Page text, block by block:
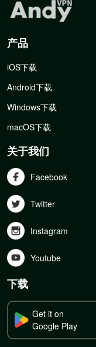
产品
iOS下载
Android下载
Windows下载
macOS下载
关于我们
Facebook
Twitter
Instagram
Youtube
下载
Get it on
Google Play